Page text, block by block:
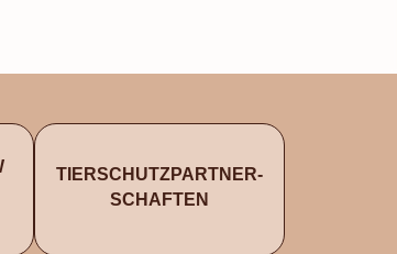
TIERSCHUTZ­PARTNER­
SCHAFTEN